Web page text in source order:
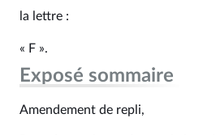
la lettre :
« F ».
Exposé sommaire
Amendement de repli,